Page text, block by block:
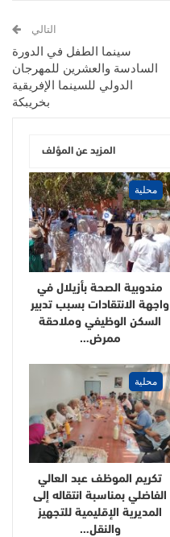
التالي
سينما الطفل في الدورة
السادسة والعشرين للمهرجان
الدولي للسينما الإفريقية
بخريبكة
المزيد عن المؤلف
محلية
مندوبية الصحة بأزيلال في
واجهة الانتقادات بسبب تدبير
السكن الوظيفي وملاحقة
ممرض…
محلية
تكريم الموظف عبد العالي
الفاضلي بمناسبة انتقاله إلى
المديرية الإقليمية للتجهيز
والنقل…